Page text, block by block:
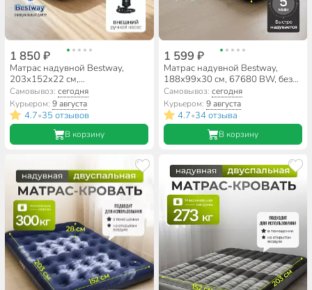
1 850 ₽
Матрас надувной Bestway,
203х152х22 см,
67374/005653BW, насос
внешний, ручной,
флокированный, с подушками,
300 кг
Самовывоз:сегодня
Курьером:9 августа
4.7•35 отзывов
В корзину
1 599 ₽
Матрас надувной Bestway,
188х99х30 см, 67680 BW, без
насоса, флокированный, 136 кг
Самовывоз: сегодня
Курьером: 9 августа
4.7•34 отзыва
В корзину